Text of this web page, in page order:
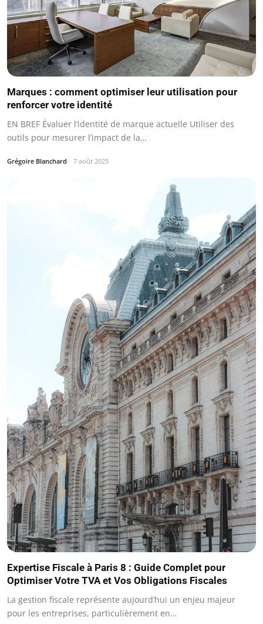
Marques : comment optimiser leur utilisation pour
renforcer votre identité
EN BREF Évaluer l’identité de marque actuelle Utiliser des
outils pour mesurer l’impact de la…
Grégoire Blanchard 7 août 2025
Expertise Fiscale à Paris 8 : Guide Complet pour
Optimiser Votre TVA et Vos Obligations Fiscales
La gestion fiscale représente aujourd’hui un enjeu majeur
pour les entreprises, particulièrement en…